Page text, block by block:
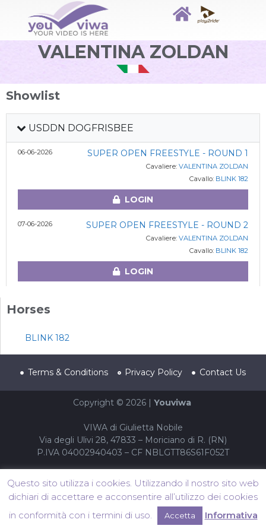
VALENTINA ZOLDAN
Showlist
USDDN DOGFRISBEE
06-06-2026 SUPER OPEN FREESTYLE - ROUND 1
Cavaliere: VALENTINA ZOLDAN
Cavallo: BLINK 182
LOGIN
07-06-2026 SUPER OPEN FREESTYLE - ROUND 2
Cavaliere: VALENTINA ZOLDAN
Cavallo: BLINK 182
LOGIN
Horses
BLINK 182
Terms & Conditions Privacy Policy Contact Us
Copyright © 2026 | Youviwa
VIWA di Giulietta Nobile
Via degli Ulivi 28, 47833 – Moriciano di R. (RN)
P.IVA 04002940403 – CF NBLGTT86S61F052T
Questo sito utilizza i cookies. Utilizzando il nostro sito web
dichiari di accettare e acconsentire all’utilizzo dei cookies
in conformità con i termini di uso.
Accetta Informativa